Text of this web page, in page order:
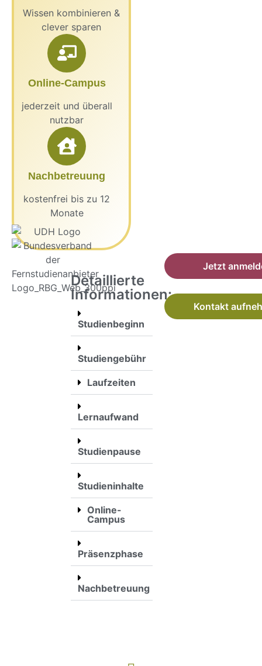
Wissen kombinieren &
clever sparen
Online-Campus
jederzeit und überall
nutzbar
Nachbetreuung
kostenfrei bis zu 12
Monate
Detaillierte
Informationen:
Studienbeginn
Studiengebühr
Laufzeiten
Lernaufwand
Studienpause
Studieninhalte
Online-
Campus
Präsenzphase
Nachbetreuung
Jetzt
Kontakt